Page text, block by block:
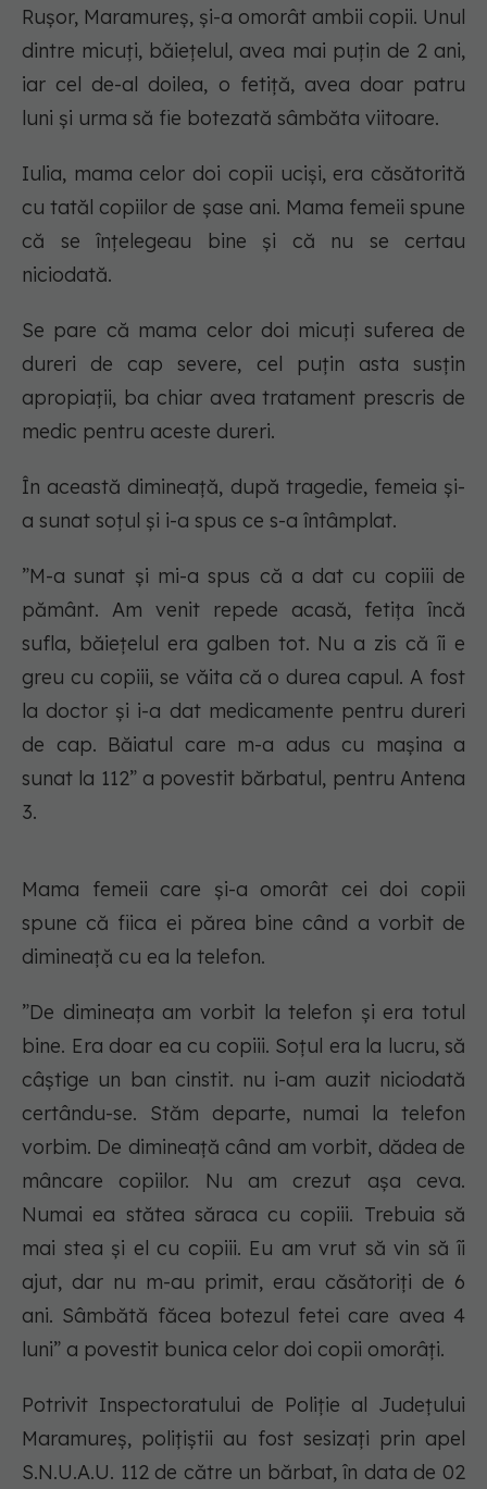
Rușor, Maramureș, și-a omorât ambii copii. Unul
dintre micuți, băiețelul, avea mai puțin de 2 ani,
iar cel de-al doilea, o fetiță, avea doar patru
luni și urma să fie botezată sâmbăta viitoare.
Iulia, mama celor doi copii uciși, era căsătorită
cu tatăl copiilor de șase ani. Mama femeii spune
că se înțelegeau bine și că nu se certau
niciodată.
Se pare că mama celor doi micuți suferea de
dureri de cap severe, cel puțin asta susțin
apropiații, ba chiar avea tratament prescris de
medic pentru aceste dureri.
În această dimineață, după tragedie, femeia și-
a sunat soțul și i-a spus ce s-a întâmplat.
”M-a sunat și mi-a spus că a dat cu copiii de
pământ. Am venit repede acasă, fetița încă
sufla, băiețelul era galben tot. Nu a zis că îi e
greu cu copiii, se văita că o durea capul. A fost
la doctor și i-a dat medicamente pentru dureri
de cap. Băiatul care m-a adus cu mașina a
sunat la 112” a povestit bărbatul, pentru Antena
3.
Mama femeii care și-a omorât cei doi copii
spune că fiica ei părea bine când a vorbit de
dimineață cu ea la telefon.
”De dimineața am vorbit la telefon și era totul
bine. Era doar ea cu copiii. Soțul era la lucru, să
câștige un ban cinstit. nu i-am auzit niciodată
certându-se. Stăm departe, numai la telefon
vorbim. De dimineață când am vorbit, dădea de
mâncare copiilor. Nu am crezut așa ceva.
Numai ea stătea săraca cu copiii. Trebuia să
mai stea și el cu copiii. Eu am vrut să vin să îi
ajut, dar nu m-au primit, erau căsătoriți de 6
ani. Sâmbătă făcea botezul fetei care avea 4
luni” a povestit bunica celor doi copii omorâți.
Potrivit Inspectoratului de Poliție al Județului
Maramureș, polițiștii au fost sesizați prin apel
S.N.U.A.U. 112 de către un bărbat, în data de 02